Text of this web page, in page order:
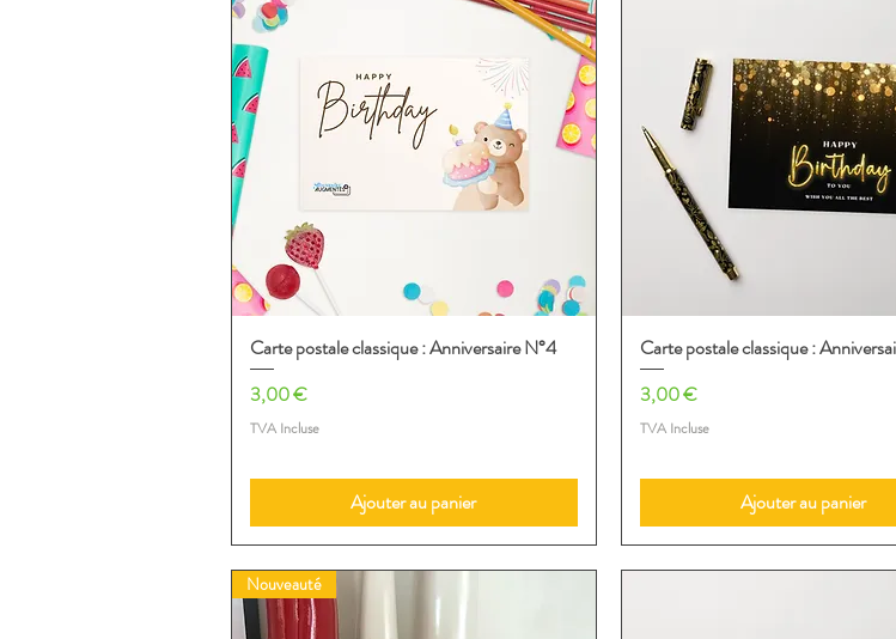
Aperçu rapide
Carte postale classique : Anniversaire N°4
Prix
3,00 €
TVA Incluse
Ajouter au panier
Aperçu rapide
Carte postale classique :
Prix
3,00 €
TVA Incluse
Ajouter au panier
Nouveauté